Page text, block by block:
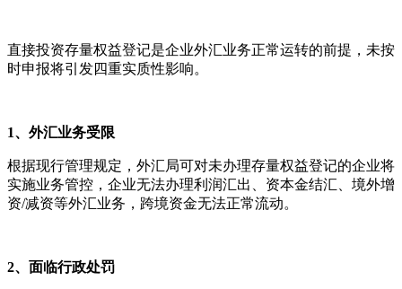
直接投资存量权益登记是企业外汇业务正常运转的前提，未按
时申报将引发四重实质性影响。
1、外汇业务受限
根据现行管理规定，外汇局可对未办理存量权益登记的企业将
实施业务管控，企业无法办理利润汇出、资本金结汇、境外增
资/减资等外汇业务，跨境资金无法正常流动。
2、面临行政处罚